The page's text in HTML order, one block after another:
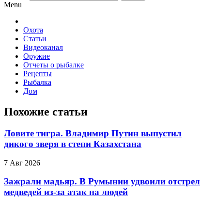
Menu
Охота
Статьи
Видеоканал
Оружие
Отчеты о рыбалке
Рецепты
Рыбалка
Дом
Похожие статьи
Ловите тигра. Владимир Путин выпустил
дикого зверя в степи Казахстана
7 Авг 2026
Зажрали мадьяр. В Румынии удвоили отстрел
медведей из-за атак на людей